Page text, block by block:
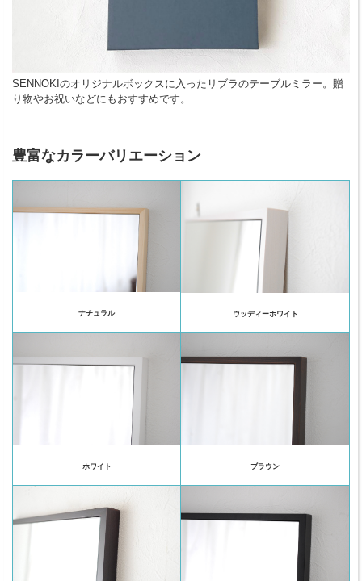
SENNOKIのオリジナルボックスに入ったリブラのテーブルミラー。贈
り物やお祝いなどにもおすすめです。
豊富なカラーバリエーション
ナチュラル ウッディーホワイト
ホワイト ブラウン